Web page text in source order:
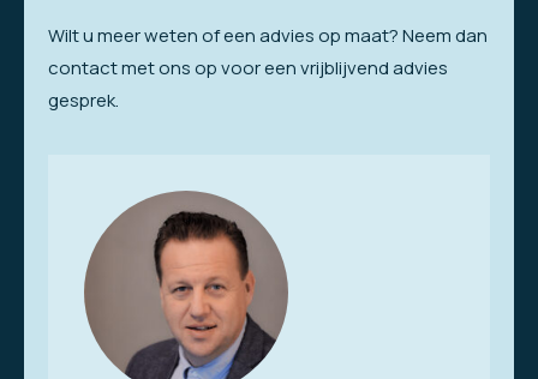
Wilt u meer weten of een advies op maat? Neem dan
contact met ons op voor een vrijblijvend advies
gesprek.